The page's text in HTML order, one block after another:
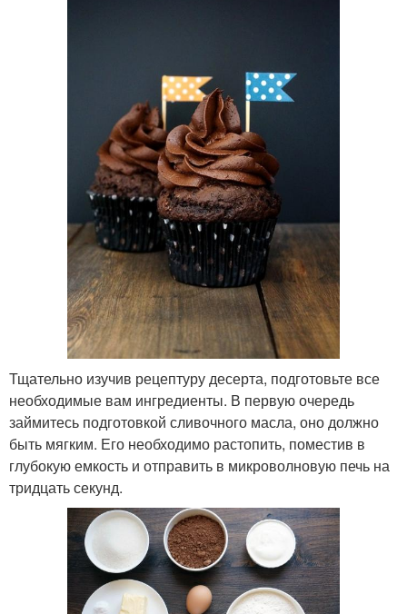
Тщательно изучив рецептуру десерта, подготовьте все
необходимые вам ингредиенты. В первую очередь
займитесь подготовкой сливочного масла, оно должно
быть мягким. Его необходимо растопить, поместив в
глубокую емкость и отправить в микроволновую печь на
тридцать секунд.